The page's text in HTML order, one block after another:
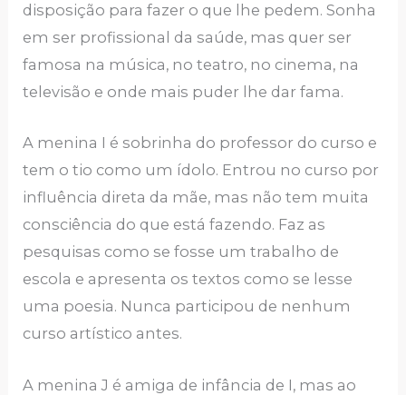
disposição para fazer o que lhe pedem. Sonha
em ser profissional da saúde, mas quer ser
famosa na música, no teatro, no cinema, na
televisão e onde mais puder lhe dar fama.
A menina I é sobrinha do professor do curso e
tem o tio como um ídolo. Entrou no curso por
influência direta da mãe, mas não tem muita
consciência do que está fazendo. Faz as
pesquisas como se fosse um trabalho de
escola e apresenta os textos como se lesse
uma poesia. Nunca participou de nenhum
curso artístico antes.
A menina J é amiga de infância de I, mas ao